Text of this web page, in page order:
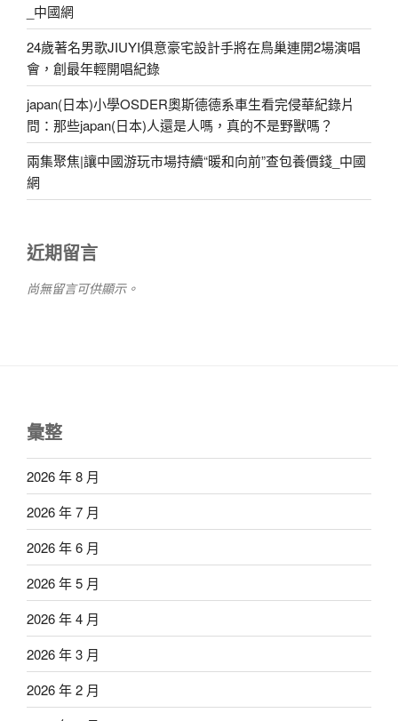
_中國網
24歲著名男歌JIUYI俱意豪宅設計手將在鳥巢連開2場演唱
會，創最年輕開唱紀錄
japan(日本)小學OSDER奧斯德德系車生看完侵華紀錄片
問：那些japan(日本)人還是人嗎，真的不是野獸嗎？
兩集聚焦|讓中國游玩市場持續“暖和向前”查包養價錢_中國
網
近期留言
尚無留言可供顯示。
彙整
2026 年 8 月
2026 年 7 月
2026 年 6 月
2026 年 5 月
2026 年 4 月
2026 年 3 月
2026 年 2 月